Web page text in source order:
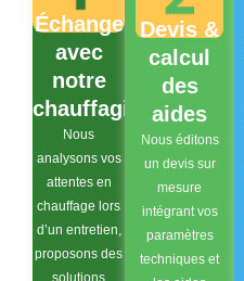
Échange
avec
notre
chauffagiste
Nous
analysons vos
attentes en
chauffage lors
d’un entretien,
proposons des
solutions
Devis &
calcul
des
aides
Nous éditons
un devis sur
mesure
intégrant vos
paramètres
techniques et